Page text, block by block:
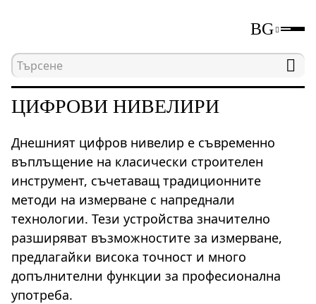
BG
Начална страница Цифрови
ЦИФРОВИ НИВЕЛИРИ
Днешният цифров нивелир е съвременно
въплъщение на класически строителен
инструмент, съчетаващ традиционните
методи на измерване с напреднали
технологии. Тези устройства значително
разширяват възможностите за измерване,
предлагайки висока точност и много
допълнителни функции за професионална
употреба.